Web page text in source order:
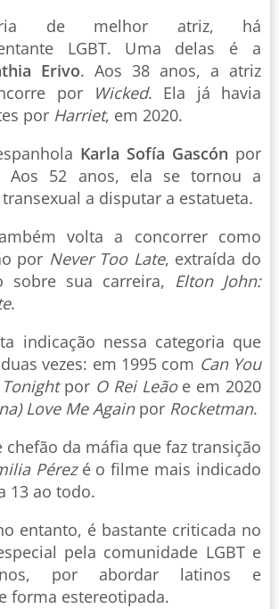
de melhor atriz, há
LGBT. Uma delas é a
Erivo. Aos 38 anos, a atriz
por
Wicked. Ela já havia
por Harriet, em 2020.
Karla Sofía Gascón por
Aos 52 anos, ela se tornou a
a disputar a estatueta.
volta a concorrer como
por Never Too Late, extraída do
sobre sua carreira, Elton John:
.
indicação nessa categoria que
vezes: em 1995 com Can You
por O Rei Leãoe em 2020
Love Me Againpor Rocketman.
chefão da máfia que faz transição
Pérezé o filme mais indicado
13 ao todo.
entanto, é bastante criticada no
pela comunidade LGBT e
por abordar latinos e
forma estereotipada.